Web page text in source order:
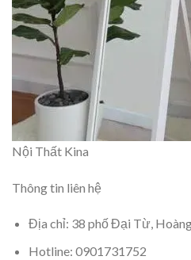
Nội Thất Kina
Thông tin liên hệ
Địa chỉ: 38 phố Đại Từ,
Hotline: 0901731752